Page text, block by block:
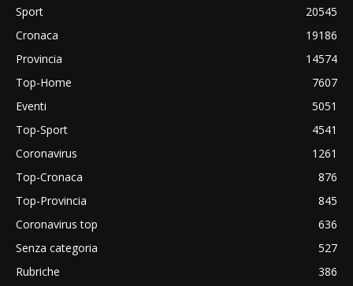
Sport
20545
Cronaca
19186
Provincia
14574
Top-Home
7607
Eventi
5051
Top-Sport
4541
Coronavirus
1261
Top-Cronaca
876
Top-Provincia
845
Coronavirus top
636
Senza categoria
527
Rubriche
386